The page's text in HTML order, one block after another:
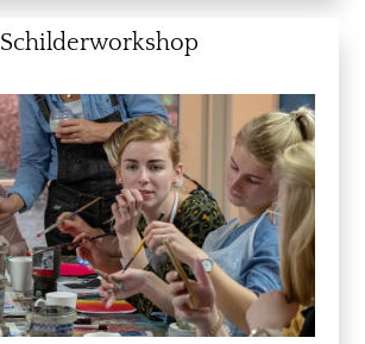
Schilderworkshop